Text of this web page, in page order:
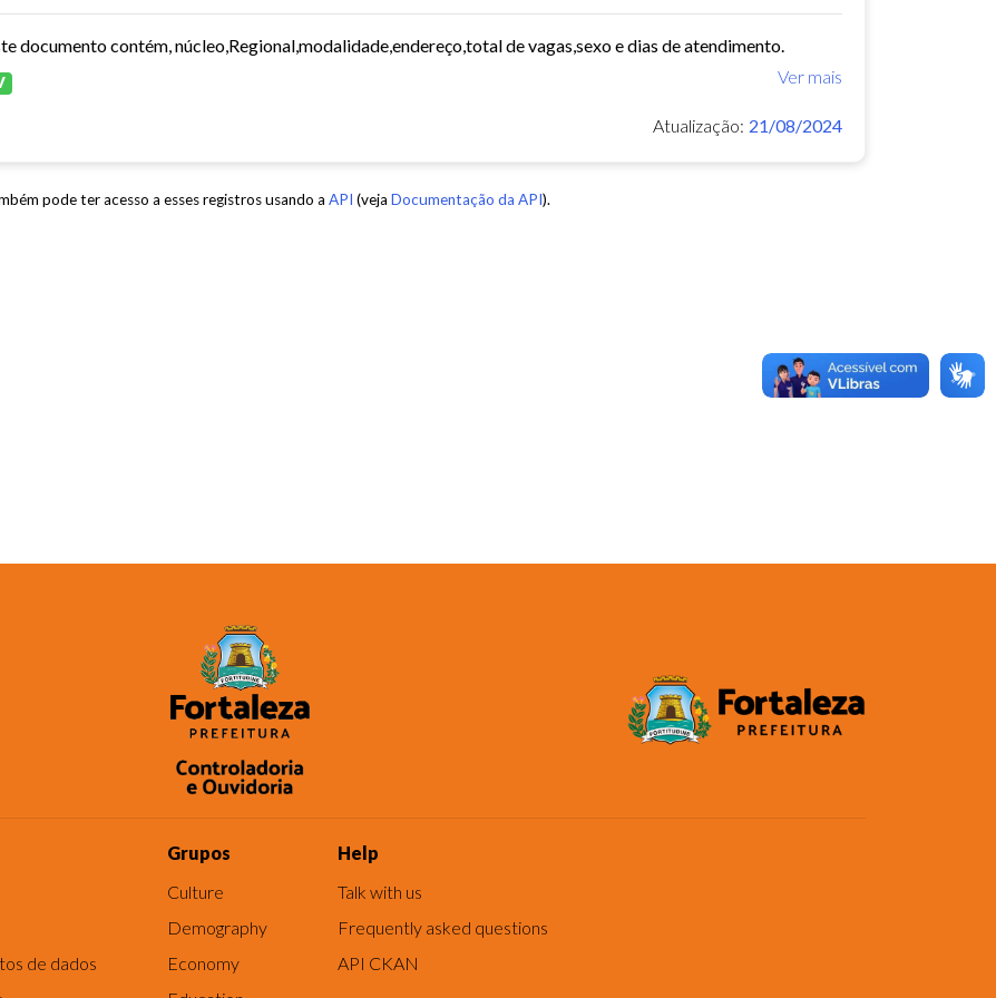
documento contém, núcleo,Regional,modalidade,endereço,total de vagas,sexo e dias de atendimento.
Ver mais
Atualização: 21/08/2024
pode ter acesso a esses registros usando a API (veja Documentação da API).
de dados
Grupos
Culture
Demography
Economy
Help
Talk with us
Frequently asked questions
API CKAN